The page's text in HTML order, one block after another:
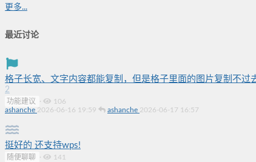
更多...
最近讨论
格子长宽、文字内容都能复制，但是格子里面的图片复制不
2
功能建议 ·
106
ashanche 2026-06-16 19:59 ashanche 2026-06-17 16:57
挺好的 还支持wps!
随便聊聊 ·
141